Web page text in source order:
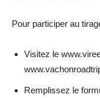
Pour participer au
Visitez le
Remplissez le